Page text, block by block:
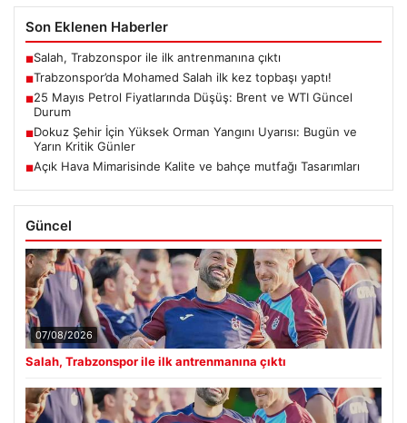
Son Eklenen Haberler
■Salah, Trabzonspor ile ilk antrenmanına çıktı
■Trabzonspor’da Mohamed Salah ilk kez topbaşı yaptı!
■25 Mayıs Petrol Fiyatlarında Düşüş: Brent ve WTI Güncel
Durum
■Dokuz Şehir İçin Yüksek Orman Yangını Uyarısı: Bugün ve
Yarın Kritik Günler
■Açık Hava Mimarisinde Kalite ve bahçe mutfağı Tasarımları
Güncel
07/08/2026
Salah, Trabzonspor ile ilk antrenmanına çıktı